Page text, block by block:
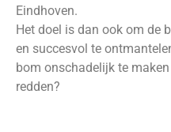
Eindhoven.
Het doel is dan ook om de
en succesvol te
bom onschadelijk te
redden?